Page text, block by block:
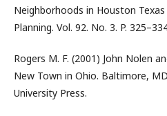
Neighborhoods in Houston
Planning. Vol. 92. No. 3. P.
Rogers M. F. (2001) John Nolen
New Town in Ohio. Baltimore,
University Press.